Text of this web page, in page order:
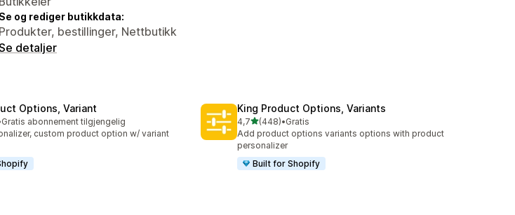
Se og rediger butikkdata:
Produkter, bestillinger, Nettbutikk
detaljer
Options, Variant
Gratis abonnement tilgjengelig
custom product option w/ variant
King Product Options, Variants
4,7av 5 stjerner
(448)
Totalt 448 omtaler
•Gratis
Add product options variants options with product
personalizer
Built for Shopify